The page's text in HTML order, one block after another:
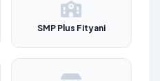
SMP Plus Fityani